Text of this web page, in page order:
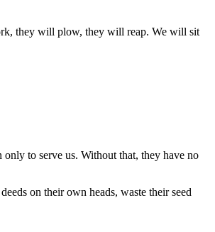
they will plow, they will reap. We will sit
to serve us. Without that, they have no
on their own heads, waste their seed